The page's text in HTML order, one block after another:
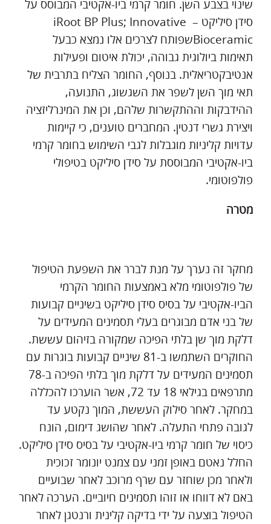
שינוי בצבע השן. חומר קרמי ביו-אקטיבי המבוסס על
סידן סיליקט – iRoot BP Plus; Innovative
Bioceramicשפותח לצרכים אלו נמצא כבעל
תאימות ביולוגית גבוהה, יכולת איטום ופעילות
אנטיבקטריאלית. בנוסף, החומר הצליח בתרבית של
תאי מוך השן לשפר את השגשוג, התנועה,
ההידבקות וההתקשרות שלהם, וכן את המינרליזציה
ויצירת גשרי דנטין. המחברים טוענים, כי קיימות
עדויות קליניות מוגבלות לגבי השימוש בחומר קרמי
ביו-אקטיבי המבוססת על סידן סיליקט בטיפולי
פולפוטומי.
מטרה
מחקר זה נערך על מנת לברר את השפעת הטיפול
של פולפוטומי מלא באמצעות החומר הקרמי
הביו-אקטיבי על בסיס סידן סיליקט בשיניים קבועות
של בני אדם מבוגרים בעלי תסמינים המעידים על
דלקת מוך שן בלתי הפיכה שמקורה בזיהום עששת.
החוקרים השתמשו ב-81 שיניים קבועות בוגרות עם
תסמינים המעידים על דלקת מוך בלתי הפיכה ב-78
מתרפאים בגילאי 18 עד 72, אשר הוערכו להכללה
במחקר. לאחר סילוק העששת, המוך נקטע עד
לגובה פתחי התעלה. לאחר שהושג דימום, הונח
כיסוי של חומר קרמי ביו-אקטיבי על בסיס סידן סיליקט.
החלל נאטם באופן זמני עם צמנט יונומר זכוכית
ולאחר מכן שוחזר עם שרף מרוכב לאחר שבועיים
באם לא דווחו או זוהו תסמינים חיוביים. הערכה לאחר
הטיפול בוצעה על ידי בדיקה קלינית ורנטגן לאחר